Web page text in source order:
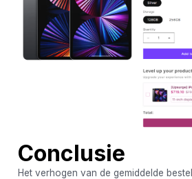
Conclusie
Het verhogen van de gemiddelde